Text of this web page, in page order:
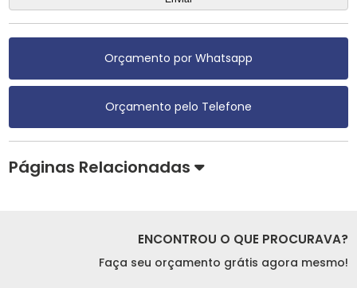
Orçamento por Whatsapp
Orçamento pelo Telefone
Páginas Relacionadas
ENCONTROU O QUE PROCURAVA?
Faça seu orçamento grátis agora mesmo!